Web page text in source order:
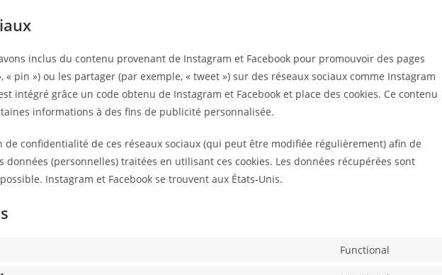
inclus du contenu provenant de Instagram et Facebook pour promouvoir des pages
« pin ») ou les partager (par exemple, « tweet ») sur des réseaux sociaux comme Instagram
intégré grâce un code obtenu de Instagram et Facebook et place des cookies. Ce contenu
informations à des fins de publicité personnalisée.
confidentialité de ces réseaux sociaux (qui peut être modifiée régulièrement) afin de
données (personnelles) traitées en utilisant ces cookies. Les données récupérées sont
Instagram et Facebook se trouvent aux États-Unis.
Functional